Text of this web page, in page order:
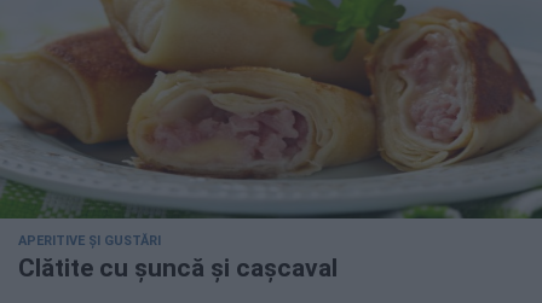
APERITIVE ȘI GUSTĂRI
Clătite cu șuncă și cașcaval